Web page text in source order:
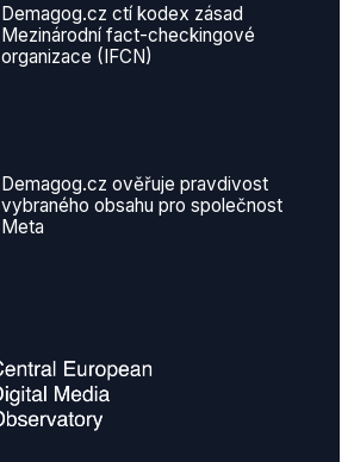
Demagog.cz ctí kodex zásad
Mezinárodní fact-checkingové
organizace (IFCN)
Demagog.cz ověřuje pravdivost
vybraného obsahu pro společnost
Meta